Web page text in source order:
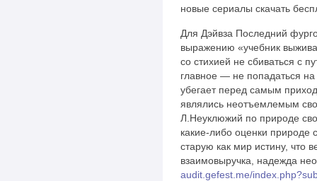
новые сериалы скачать
Для Дэйвза Последний
выражению «учебник
со стихией не сбиваться с
главное — не попадаться
убегает перед самым
являлись неотъемлемым
Л.Неуклюжий по природе
какие-либо оценки природе
старую как мир истину, что
взаимовыручка, надежда
audit.gefest.me/